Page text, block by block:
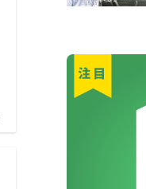
ブログ